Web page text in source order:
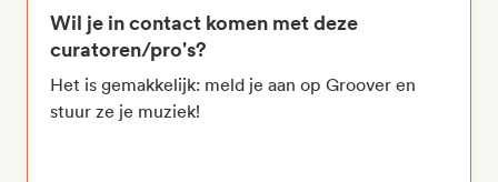
Wil je in contact komen met deze
curatoren/pro's?
Het is gemakkelijk: meld je aan op Groover en
stuur ze je muziek!